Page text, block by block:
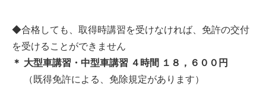
◆合格しても、取得時講習を受けなければ、免許の交付
を受けることができません
＊ 大型車講習・中型車講習 ４時間 １８，６００円
（既得免許による、免除規定があります）